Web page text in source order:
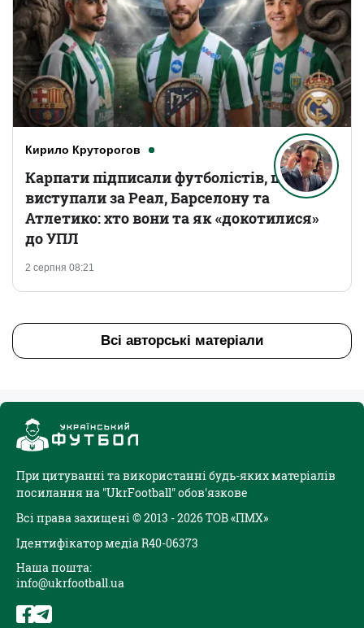
Кирило Круторогов
2 серпня 08:21
Карпати підписали футболістів, що
виступали за Реал, Барселону та
Атлетико: хто вони та як «докотилися»
до УПЛ
Всі авторські матеріали
При цитуванні та використанні будь-яких матеріалів
посилання на "UkrFootball" обов'язкове
Всі права захищені © 2013 - 2026 ТОВ «ПМХ»
Ідентифікатор медіа R40-06373
Наша пошта:
info@ukrfootball.ua